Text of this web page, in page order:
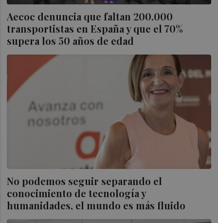
Aecoc denuncia que faltan 200.000
transportistas en España y que el 70%
supera los 50 años de edad
No podemos seguir separando el
conocimiento de tecnología y
humanidades, el mundo es más fluido